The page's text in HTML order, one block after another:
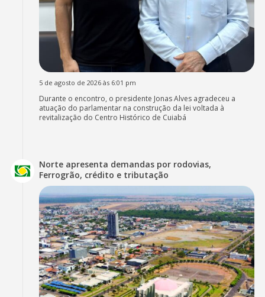
5 de agosto de 2026 às 6:01 pm
Durante o encontro, o presidente Jonas Alves agradeceu a
atuação do parlamentar na construção da lei voltada à
revitalização do Centro Histórico de Cuiabá
Norte apresenta demandas por rodovias,
Ferrogrão, crédito e tributação